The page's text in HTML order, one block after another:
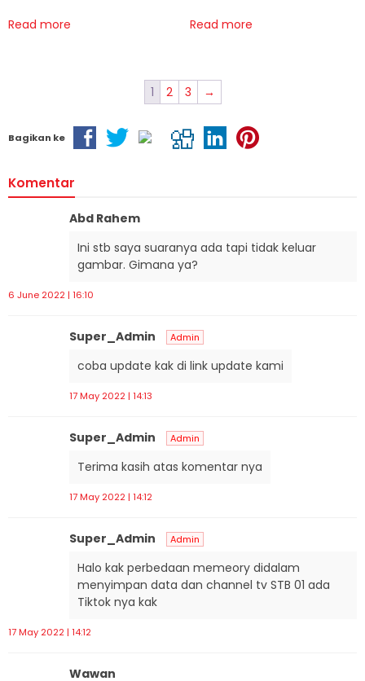
Read more Read more
1 2 3 →
Bagikan ke
Komentar
Abd Rahem
Ini stb saya suaranya ada tapi tidak keluar
gambar. Gimana ya?
6 June 2022 | 16:10
Super_Admin Admin
coba update kak di link update kami
17 May 2022 | 14:13
Super_Admin Admin
Terima kasih atas komentar nya
17 May 2022 | 14:12
Super_Admin Admin
Halo kak perbedaan memeory didalam
menyimpan data dan channel tv STB 01 ada
Tiktok nya kak
17 May 2022 | 14:12
Wawan